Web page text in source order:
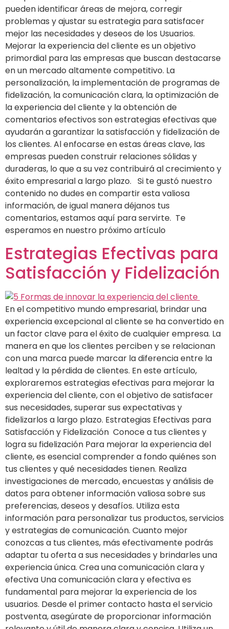
pueden identificar áreas de mejora, corregir
problemas y ajustar su estrategia para satisfacer
mejor las necesidades y deseos de los Usuarios.
Mejorar la experiencia del cliente es un objetivo
primordial para las empresas que buscan destacarse
en un mercado altamente competitivo. La
personalización, la implementación de programas de
fidelización, la comunicación clara, la optimización de
la experiencia del cliente y la obtención de
comentarios efectivos son estrategias efectivas que
ayudarán a garantizar la satisfacción y fidelización de
los clientes. Al enfocarse en estas áreas clave, las
empresas pueden construir relaciones sólidas y
duraderas, lo que a su vez contribuirá al crecimiento y
éxito empresarial a largo plazo. Si te gustó nuestro
contenido no dudes en compartir esta valiosa
información, de igual manera déjanos tus
comentarios, estamos aquí para servirte. Te
esperamos en nuestro próximo artículo
Estrategias Efectivas para
Satisfacción y Fidelización
En el competitivo mundo empresarial, brindar una
experiencia excepcional al cliente se ha convertido en
un factor clave para el éxito de cualquier empresa. La
manera en que los clientes perciben y se relacionan
con una marca puede marcar la diferencia entre la
lealtad y la pérdida de clientes. En este artículo,
exploraremos estrategias efectivas para mejorar la
experiencia del cliente, con el objetivo de satisfacer
sus necesidades, superar sus expectativas y
fidelizarlos a largo plazo. Estrategias Efectivas para
Satisfacción y Fidelización Conoce a tus clientes y
logra su fidelización Para mejorar la experiencia del
cliente, es esencial comprender a fondo quiénes son
tus clientes y qué necesidades tienen. Realiza
investigaciones de mercado, encuestas y análisis de
datos para obtener información valiosa sobre sus
preferencias, deseos y desafíos. Utiliza esta
información para personalizar tus productos, servicios
y estrategias de comunicación. Cuanto mejor
conozcas a tus clientes, más efectivamente podrás
adaptar tu oferta a sus necesidades y brindarles una
experiencia única. Crea una comunicación clara y
efectiva Una comunicación clara y efectiva es
fundamental para mejorar la experiencia de los
usuarios. Desde el primer contacto hasta el servicio
postventa, asegúrate de proporcionar información